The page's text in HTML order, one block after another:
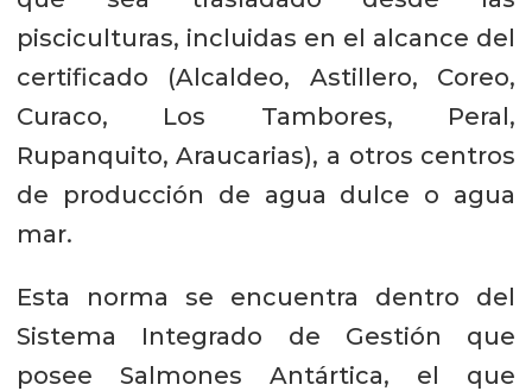
pisciculturas, incluidas en el alcance del
certificado (Alcaldeo, Astillero, Coreo,
Curaco, Los Tambores, Peral,
Rupanquito, Araucarias), a otros centros
de producción de agua dulce o agua
mar.
Esta norma se encuentra dentro del
Sistema Integrado de Gestión que
posee Salmones Antártica, el que